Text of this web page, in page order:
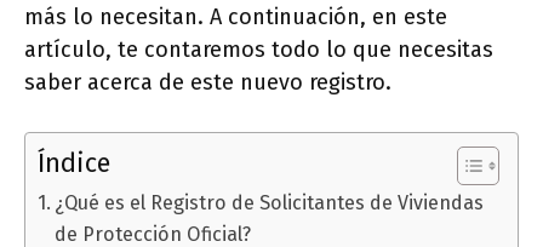
más lo necesitan. A continuación, en este
artículo, te contaremos todo lo que necesitas
saber acerca de este nuevo registro.
Índice
¿Qué es el Registro de Solicitantes de Viviendas
de Protección Oficial?